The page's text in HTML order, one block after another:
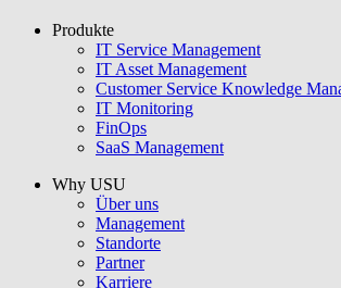
USU GmbH
Produkte
IT Service Management
IT Asset Management
Customer Service Knowledge
IT Monitoring
FinOps
SaaS Management
Why USU
Über uns
Management
Standorte
Partner
Karriere